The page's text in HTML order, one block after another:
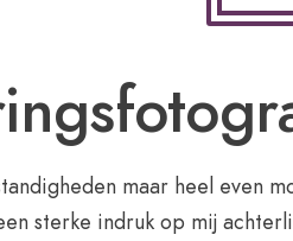
maar heel even
sterke indruk op mij